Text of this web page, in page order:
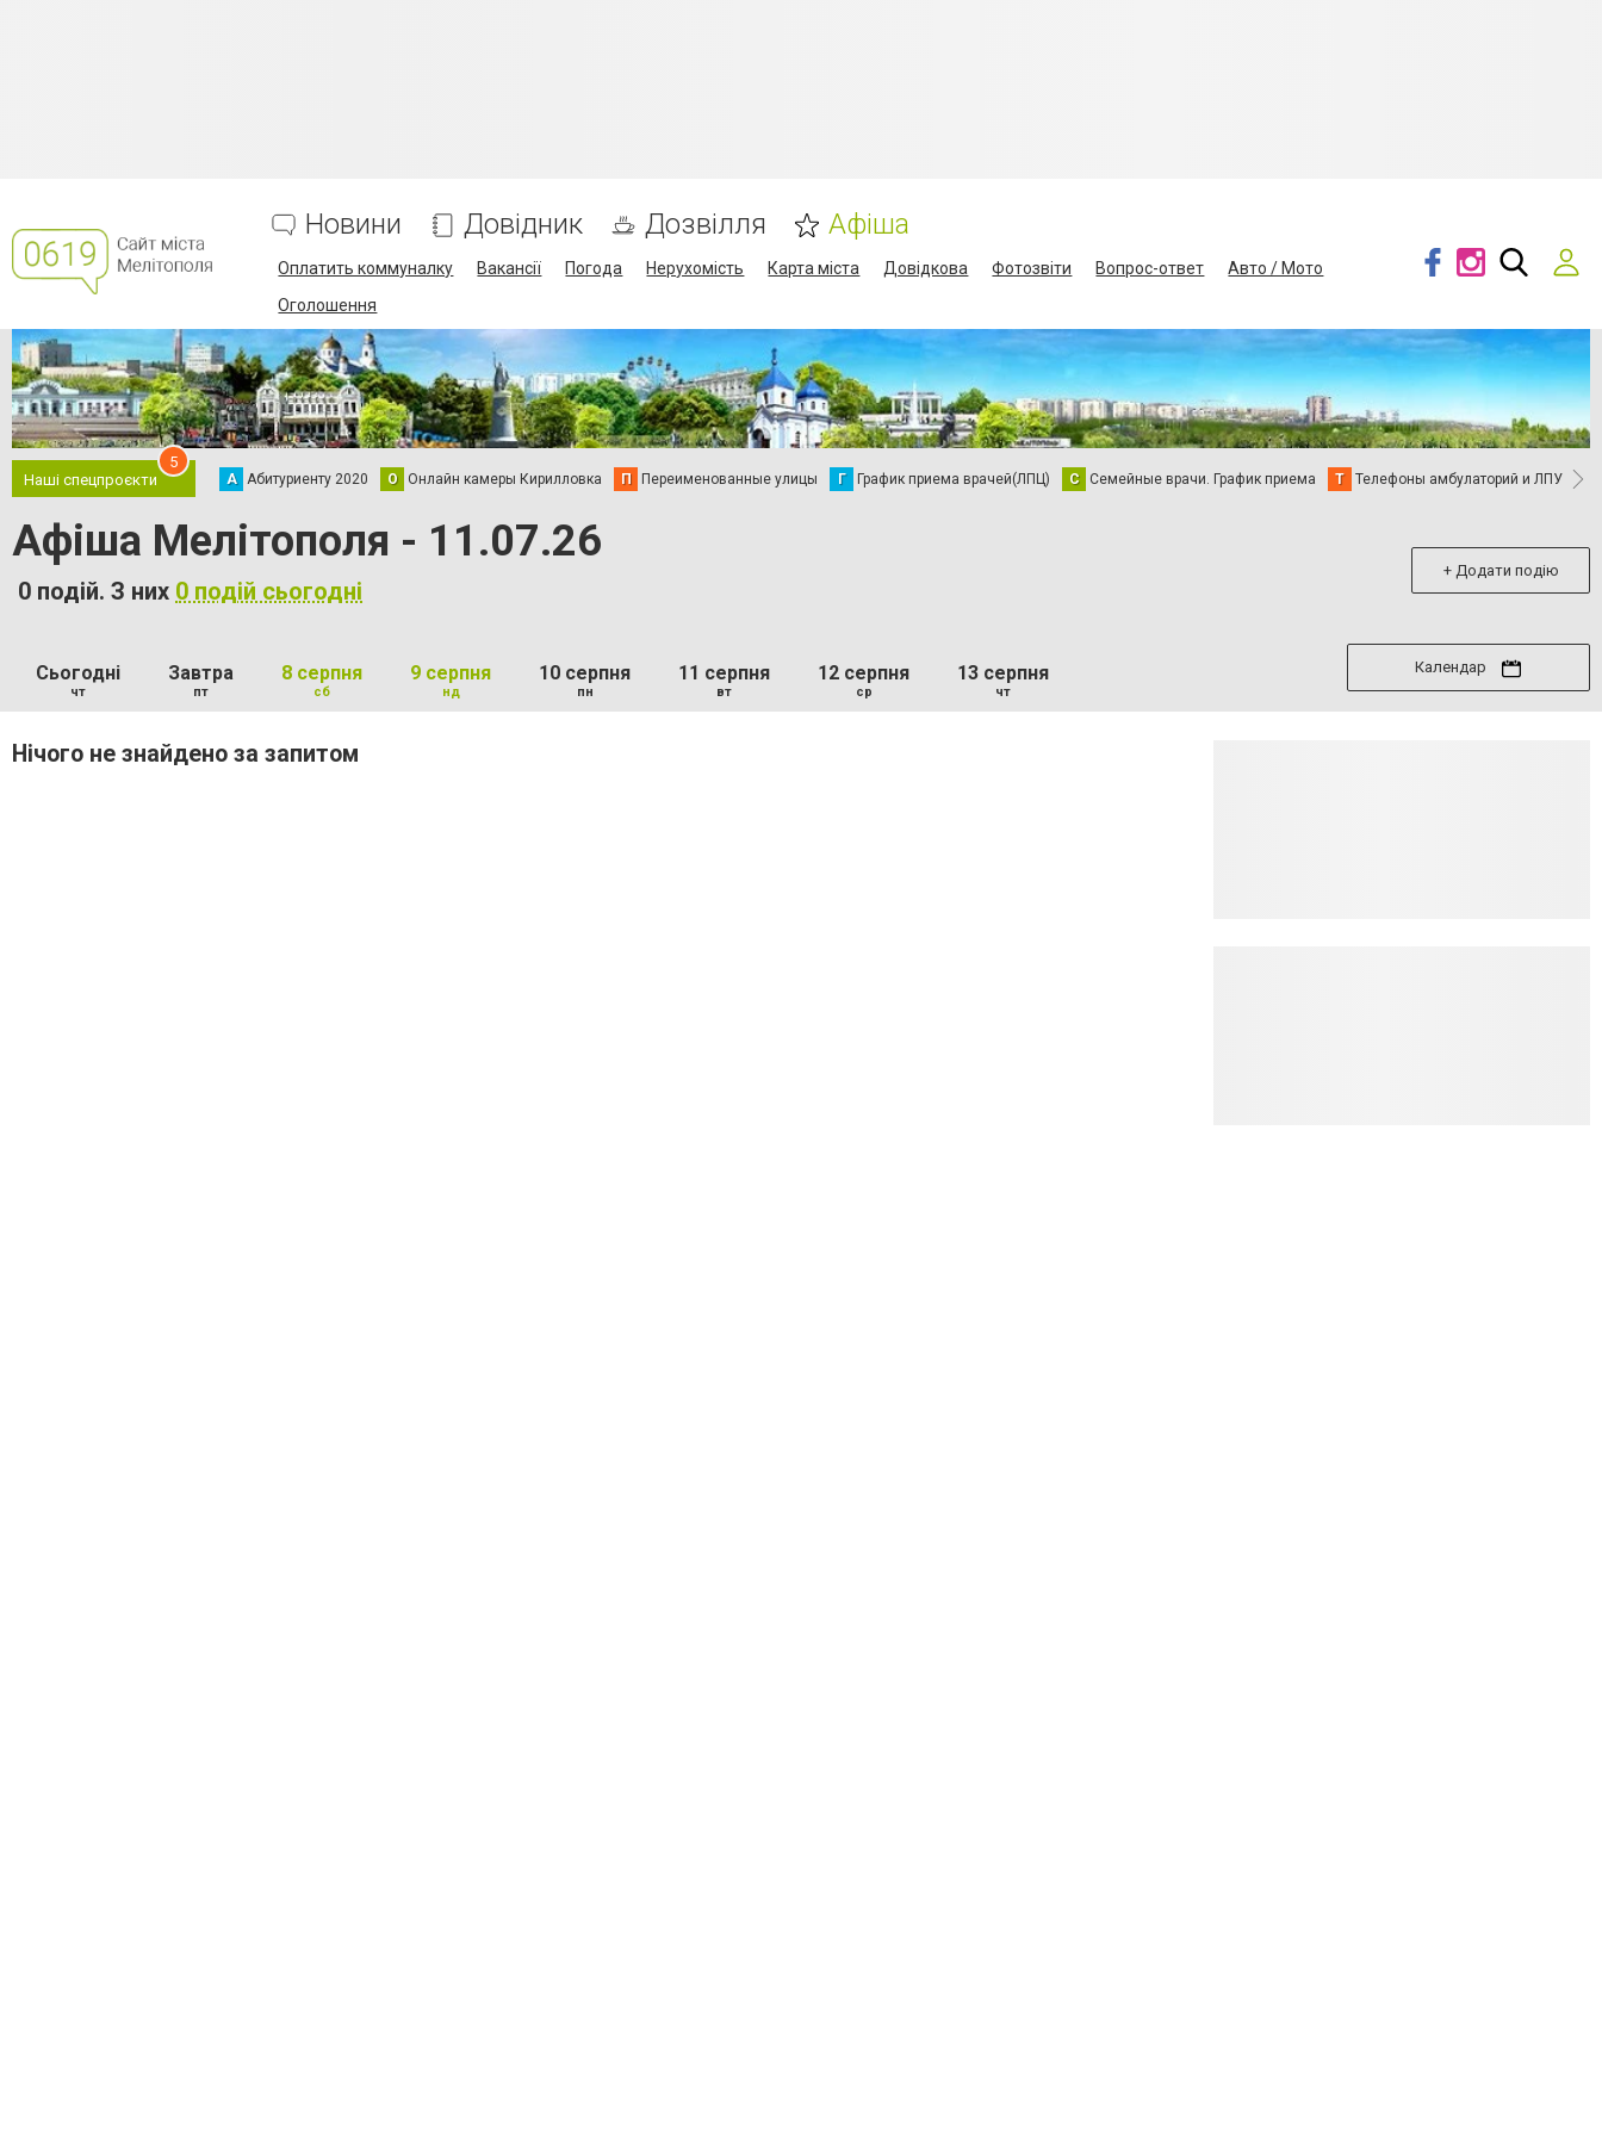
Новини Довідник Дозвілля Афіша
Оплатить коммуналку Вакансії Погода Нерухомість Карта міста Довідкова Фотозвіти Вопрос-ответ
Авто / Мото
Оголошення
Наші спецпроєкти
5
А Абитуриенту 2020 О Онлайн камеры Кирилловка П Переименованные улицы Г График приема врачей(ЛПЦ) С Семейные врачи. График приема Т Телефоны амбулаторий и ЛПУ В
Афіша Мелітополя - 11.07.26
0 подій. З них 0 подій сьогодні
+ Додати подію
Сьогодні
чт
Завтра
пт
8 серпня
сб
9 серпня
нд
10 серпня
пн
11 серпня
вт
12 серпня
ср
13 серпня
чт
Календар
Нічого не знайдено за запитом